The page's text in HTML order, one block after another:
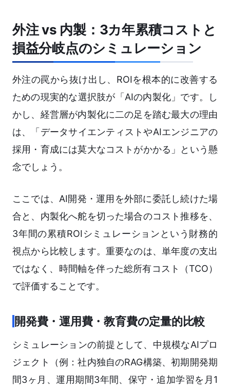
外注 vs 内製：3カ年累積コストと
損益分岐点のシミュレーション
外注の罠から抜け出し、ROIを根本的に改善する
ための現実的な選択肢が「AIの内製化」です。し
かし、経営層が内製化に二の足を踏む最大の理由
は、「データサイエンティストやAIエンジニアの
採用・育成には莫大なコストがかかる」という懸
念でしょう。
ここでは、AI開発・運用を外部に委託し続けた場
合と、内製化へ舵を切った場合のコスト推移を、
3年間の累積ROIシミュレーションという財務的
視点から比較します。重要なのは、単年度の支出
ではなく、時間軸を伴った総所有コスト（TCO）
で評価することです。
開発費・運用費・教育費の定量的比較
シミュレーションの前提として、中規模なAIプロ
ジェクト（例：社内独自のRAG構築、初期開発期
間3ヶ月、運用期間3年間、保守・追加学習を月1